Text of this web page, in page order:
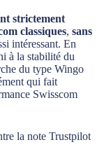
strictement
classiques, sans
intéressant. En
à la stabilité du
du type Wingo
qui fait
Swisscom
la note Trustpilot